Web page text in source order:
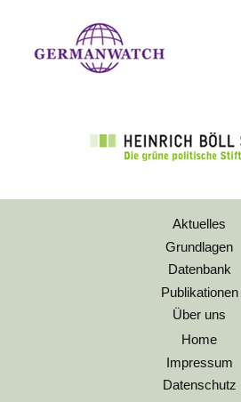
Aktuelles
Grundlagen
Datenbank
Publikationen
Über uns
Home
Impressum
Datenschutz